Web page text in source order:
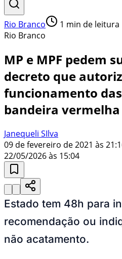
Rio Branco 1 min de leitura
Rio Branco
MP e MPF pedem
decreto que
funcionamento
bandeira vermelha
Janequeli SIlva
09 de fevereiro de 2021 às
22/05/2026 às 15:04
Estado tem 48h para
recomendação ou
não acatamento.